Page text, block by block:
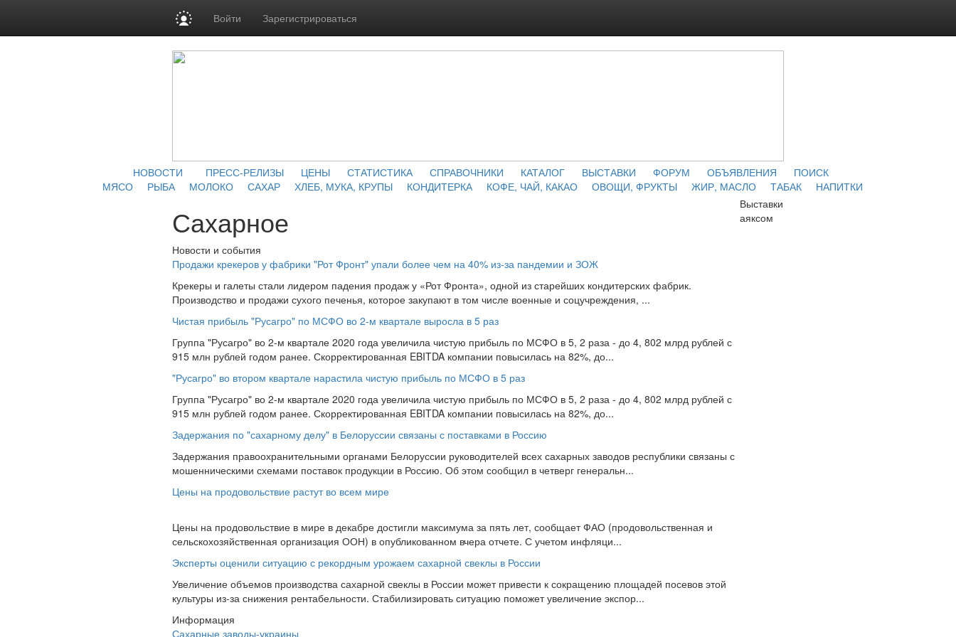
Войти Зарегистрироваться
НОВОСТИ ПРЕСС-РЕЛИЗЫ ЦЕНЫ СТАТИСТИКА СПРАВОЧНИКИ КАТАЛОГ ВЫСТАВКИ ФОРУМ ОБЪЯВЛЕНИЯ
ПОИСК
МЯСО
РЫБА МОЛОКО САХАР ХЛЕБ, МУКА, КРУПЫ КОНДИТЕРКА КОФЕ, ЧАЙ, КАКАО ОВОЩИ, ФРУКТЫ ЖИР, МАСЛО ТАБАК НАПИТКИ
Сахарное
Новости и события
Продажи крекеров у фабрики "Рот Фронт" упали более чем на 40% из-за пандемии и ЗОЖ
Крекеры и галеты стали лидером падения продаж у «Рот Фронта», одной из старейших кондитерских фабрик.
Производство и продажи сухого печенья, которое закупают в том числе военные и соцучреждения, ...
Чистая прибыль "Русагро" по МСФО во 2-м квартале выросла в 5 раз
Группа "Русагро" во 2-м квартале 2020 года увеличила чистую прибыль по МСФО в 5, 2 раза - до 4, 802 млрд рублей с
915 млн рублей годом ранее. Скорректированная EBITDA компании повысилась на 82%, до...
"Русагро" во втором квартале нарастила чистую прибыль по МСФО в 5 раз
Группа "Русагро" во 2-м квартале 2020 года увеличила чистую прибыль по МСФО в 5, 2 раза - до 4, 802 млрд рублей с
915 млн рублей годом ранее. Скорректированная EBITDA компании повысилась на 82%, до...
Задержания по "сахарному делу" в Белоруссии связаны с поставками в Россию
Задержания правоохранительными органами Белоруссии руководителей всех сахарных заводов республики связаны с
мошенническими схемами поставок продукции в Россию. Об этом сообщил в четверг генеральн...
Цены на продовольствие растут во всем мире
Цены на продовольствие в мире в декабре достигли максимума за пять лет, сообщает ФАО (продовольственная и
сельскохозяйственная организация ООН) в опубликованном вчера отчете. С учетом инфляци...
Эксперты оценили ситуацию с рекордным урожаем сахарной свеклы в России
Увеличение объемов производства сахарной свеклы в России может привести к сокращению площадей посевов этой
культуры из-за снижения рентабельности. Стабилизировать ситуацию поможет увеличение экспор...
Информация
Сахарные заводы-украины
Выставки
аяксом